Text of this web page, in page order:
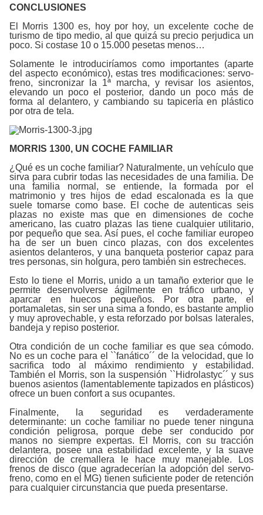
CONCLUSIONES
El Morris 1300 es, hoy por hoy, un excelente coche de
turismo de tipo medio, al que quizá su precio perjudica un
poco. Si costase 10 o 15.000 pesetas menos…
Solamente le introduciríamos como importantes (aparte
del aspecto económico), estas tres modificaciones: servo-
freno, sincronizar la 1ª marcha, y revisar los asientos,
elevando un poco el posterior, dando un poco más de
forma al delantero, y cambiando su tapicería en plástico
por otra de tela.
MORRIS 1300, UN COCHE FAMILIAR
¿Qué es un coche familiar? Naturalmente, un vehículo que
sirva para cubrir todas las necesidades de una familia. De
una familia normal, se entiende, la formada por el
matrimonio y tres hijos de edad escalonada es la que
suele tomarse como base. El coche de autenticas seis
plazas no existe mas que en dimensiones de coche
americano, las cuatro plazas las tiene cualquier utilitario,
por pequeño que sea. Así pues, el coche familiar europeo
ha de ser un buen cinco plazas, con dos excelentes
asientos delanteros, y una banqueta posterior capaz para
tres personas, sin holgura, pero también sin estrecheces.
Esto lo tiene el Morris, unido a un tamaño exterior que le
permite desenvolverse ágilmente en tráfico urbano, y
aparcar en huecos pequeños. Por otra parte, el
portamaletas, sin ser una sima a fondo, es bastante amplio
y muy aprovechable, y esta reforzado por bolsas laterales,
bandeja y repiso posterior.
Otra condición de un coche familiar es que sea cómodo.
No es un coche para el ``fanático´´ de la velocidad, que lo
sacrifica todo al máximo rendimiento y estabilidad.
También el Morris, son la suspensión ``Hidrolastyc´´ y sus
buenos asientos (lamentablemente tapizados en plásticos)
ofrece un buen confort a sus ocupantes.
Finalmente, la seguridad es verdaderamente
determinante: un coche familiar no puede tener ninguna
condición peligrosa, porque debe ser conducido por
manos no siempre expertas. El Morris, con su tracción
delantera, posee una estabilidad excelente, y la suave
dirección de cremallera le hace muy manejable. Los
frenos de disco (que agradecerían la adopción del servo-
freno, como en el MG) tienen suficiente poder de retención
para cualquier circunstancia que pueda presentarse.